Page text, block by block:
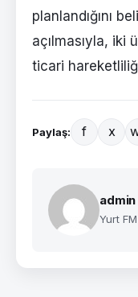
planlandığını
açılmasıyla, iki
ticari
Paylaş: f x
admin
Yurt